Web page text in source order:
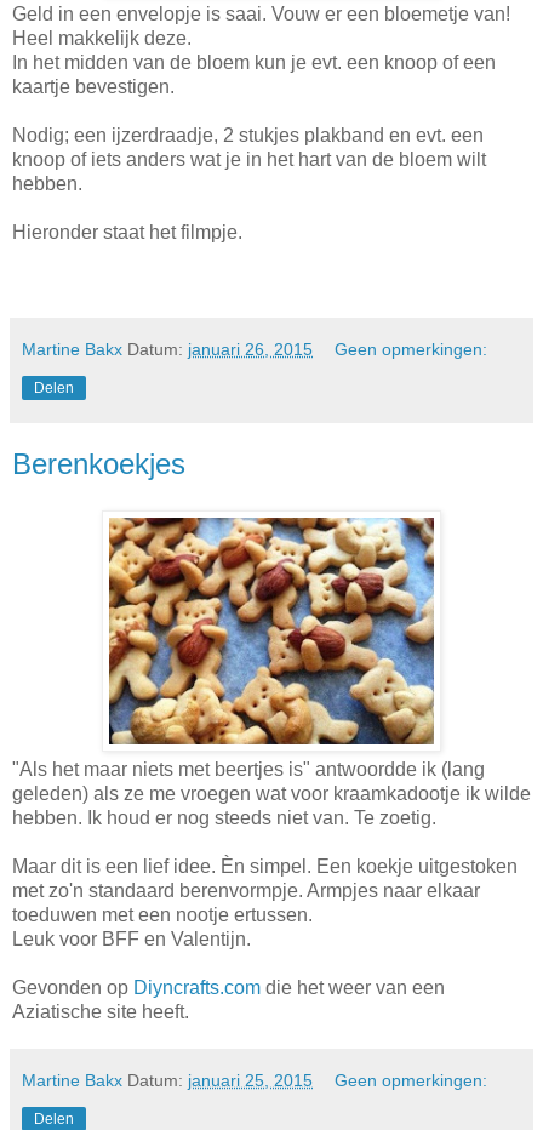
Geld in een envelopje is saai. Vouw er een bloemetje van!
Heel makkelijk deze.
In het midden van de bloem kun je evt. een knoop of een
kaartje bevestigen.
Nodig; een ijzerdraadje, 2 stukjes plakband en evt. een
knoop of iets anders wat je in het hart van de bloem wilt
hebben.
Hieronder staat het filmpje.
Martine Bakx Datum: januari 26, 2015 Geen opmerkingen:
Delen
Berenkoekjes
"Als het maar niets met beertjes is" antwoordde ik (lang
geleden) als ze me vroegen wat voor kraamkadootje ik wilde
hebben. Ik houd er nog steeds niet van. Te zoetig.
Maar dit is een lief idee. Èn simpel. Een koekje uitgestoken
met zo'n standaard berenvormpje. Armpjes naar elkaar
toeduwen met een nootje ertussen.
Leuk voor BFF en Valentijn.
Gevonden op Diyncrafts.com die het weer van een
Aziatische site heeft.
Martine Bakx Datum: januari 25, 2015 Geen opmerkingen:
Delen